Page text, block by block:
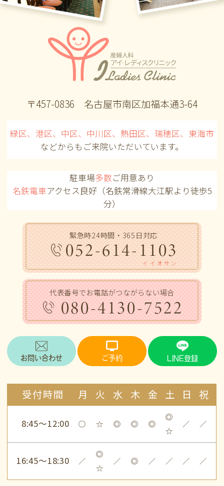
〒457-0836 名古屋市南区加福本通3-64
緑区、港区、中区、中川区、熱田区、瑞穂区、東海市
などからも ご来院いただいています。
駐車場多数ご用意あり
名鉄電車アクセス良好（名鉄常滑線大江駅より徒歩5
分）
緊急時24時間・365日対応
イイオサン
052-614-1103
代表番号でお電話がつながらない場合
080-4130-7522
お問い合わせ ご予約 LINE登録
受付時間 月 火 水 木 金 土 日 祝
8:45～12:00 ○ ☆ ◎ ◎ ◎
◎
☆
／ ／
16:45～18:30 ／
◎
☆
／ ◎ ／ ／ ／ ／